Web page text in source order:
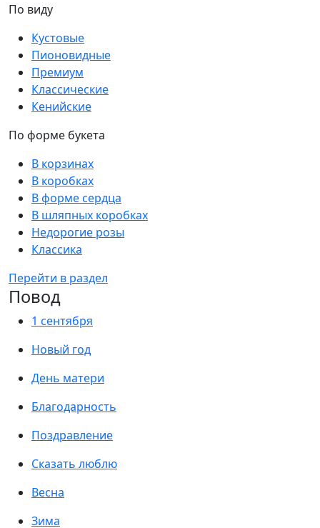
По виду
Кустовые
Пионовидные
Премиум
Классические
Кенийские
По форме букета
В корзинах
В коробках
В форме сердца
В шляпных коробках
Недорогие розы
Классика
Перейти в раздел
Повод
1 сентября
Новый год
День матери
Благодарность
Поздравление
Сказать люблю
Весна
Зима